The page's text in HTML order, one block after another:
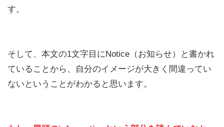
す。
そして、本文の1文字目にNotice（お知らせ）と書かれ
ていることから、自分のイメージが大きく間違ってい
ないということがわかると思います。